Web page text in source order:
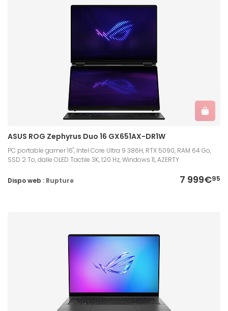
ASUS ROG Zephyrus Duo 16 GX651AX-DR1W
PC portable gamer 16", Intel Core Ultra 9 386H, RTX 5090, RAM 64 Go,
SSD 2 To, dalle OLED Tactile 3K, 120 Hz, Windows 11, AZERTY
7 999€95
Dispo web : Rupture